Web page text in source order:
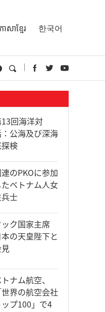
ាសាខ្មែរ 한국어
回海洋対
公海及び深海
検
のPKOに参加
たベトナム人女
士
ック国家主席
本の天皇陛下と
ナム航空、
世界の航空会社
ップ100」で4